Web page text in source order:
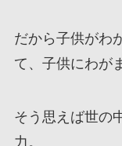
だから子供がわ
て、子供にわが
そう思えば世の
力。